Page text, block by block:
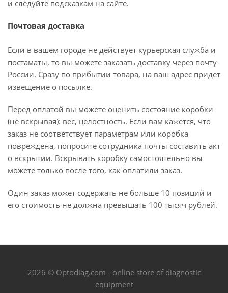
и следуйте подсказкам на сайте.
Почтовая доставка
Если в вашем городе не действует курьерская служба и
постаматы, то вы можете заказать доставку через почту
России. Сразу по прибытии товара, на ваш адрес придет
извещение о посылке.
Перед оплатой вы можете оценить состояние коробки
(не вскрывая): вес, целостность. Если вам кажется, что
заказ не соответствует параметрам или коробка
повреждена, попросите сотрудника почты составить акт
о вскрытии. Вскрывать коробку самостоятельно вы
можете только после того, как оплатили заказ.
Один заказ может содержать не больше 10 позиций и
его стоимость не должна превышать 100 тысяч рублей.
2026 © Optodiag.com - online store of diagnostic
equipment